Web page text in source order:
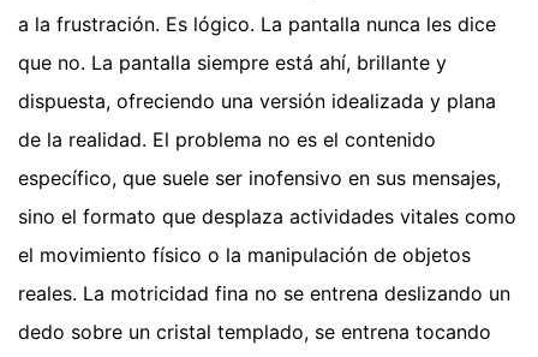
a la frustración. Es lógico. La pantalla nunca les dice
que no. La pantalla siempre está ahí, brillante y
dispuesta, ofreciendo una versión idealizada y plana
de la realidad. El problema no es el contenido
específico, que suele ser inofensivo en sus mensajes,
sino el formato que desplaza actividades vitales como
el movimiento físico o la manipulación de objetos
reales. La motricidad fina no se entrena deslizando un
dedo sobre un cristal templado, se entrena tocando